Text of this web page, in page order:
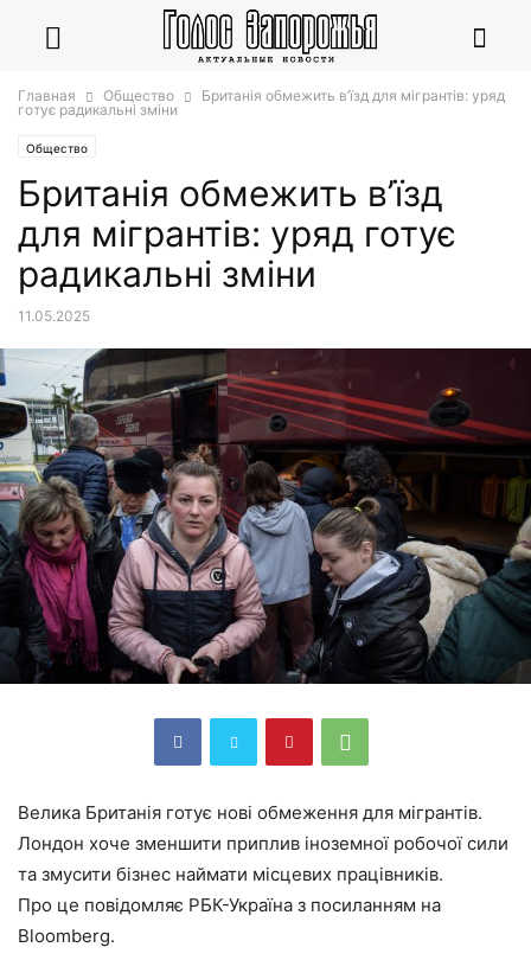
Главная Общество
Британія обмежить в’їзд для мігрантів: уряд
готує радикальні зміни
Общество
Британія обмежить в’їзд
для мігрантів: уряд готує
радикальні зміни
11.05.2025
Велика Британія готує нові обмеження для мігрантів.
Лондон хоче зменшити приплив іноземної робочої сили
та змусити бізнес наймати місцевих працівників.
Про це повідомляє РБК-Україна з посиланням на
Bloomberg.